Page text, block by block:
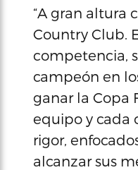
“A gran altura
Country Club.
competencia,
campeón en
ganar la Copa
equipo y cada
rigor,
alcanzar sus